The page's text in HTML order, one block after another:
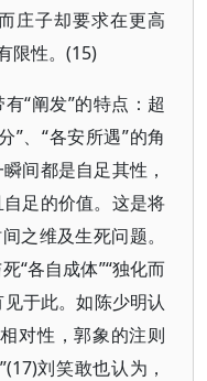
庄子却要求在更高
限性。(15)
“阐发”的特点：超
”、“各安所遇”的角
间都是自足其性，
足的价值。这是将
之维及生死问题。
“各自成体”“独化而
于此。如陈少明认
对性，郭象的注则
刘笑敢也认为，